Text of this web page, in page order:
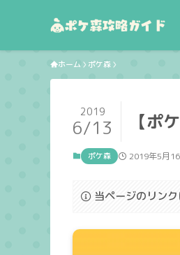
ホーム ポケ森
【ポ
2019
6/13
ポケ森 2019年5月
当ページのリン